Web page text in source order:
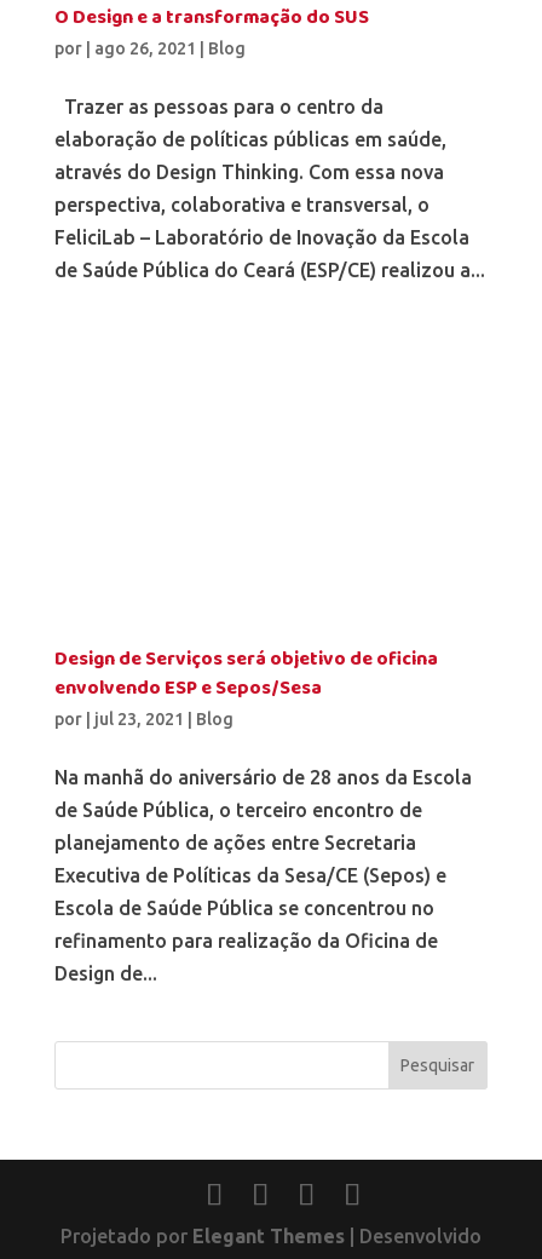
O Design e a transformação do SUS
por ago 26, 2021 Blog
Trazer as pessoas para o centro da
elaboração de políticas públicas em saúde,
através do Design Thinking. Com essa nova
perspectiva, colaborativa e transversal, o
FeliciLab – Laboratório de Inovação da Escola
de Saúde Pública do Ceará (ESP/CE) realizou a...
Design de Serviços será objetivo de oficina
envolvendo ESP e Sepos/Sesa
por jul 23, 2021 Blog
Na manhã do aniversário de 28 anos da Escola
de Saúde Pública, o terceiro encontro de
planejamento de ações entre Secretaria
Executiva de Políticas da Sesa/CE (Sepos) e
Escola de Saúde Pública se concentrou no
refinamento para realização da Oficina de
Design de...
Projetado por Elegant Themes| Desenvolvido